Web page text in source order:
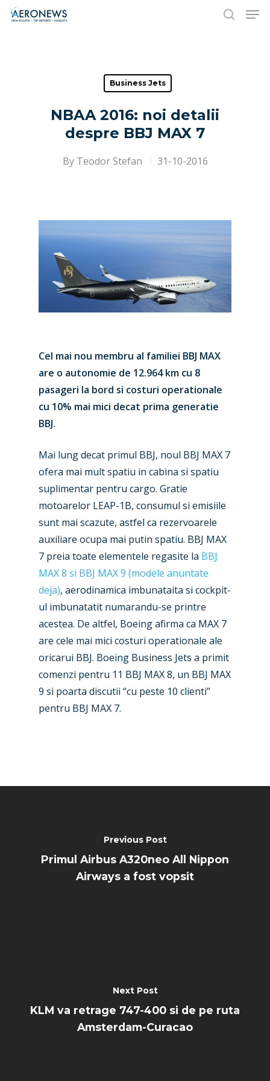
Hit enter to search or ESC to close
Business Jets
NBAA 2016: noi detalii
despre BBJ MAX 7
By Teodor Stefan 31-10-2016
Cel mai nou membru al familiei BBJ MAX
are o autonomie de 12.964 km cu 8
pasageri la bord si costuri operationale
cu 10% mai mici decat prima generatie
BBJ.
Mai lung decat primul BBJ, noul BBJ MAX 7
ofera mai mult spatiu in cabina si spatiu
suplimentar pentru cargo. Gratie
motoarelor LEAP-1B, consumul si emisiile
sunt mai scazute, astfel ca rezervoarele
auxiliare ocupa mai putin spatiu. BBJ MAX
7 preia toate elementele regasite la BBJ
MAX 8 si BBJ MAX 9 (modele anuntate
deja), aerodinamica imbunataita si cockpit-
ul imbunatatit numarandu-se printre
acestea. De altfel, Boeing afirma ca MAX 7
are cele mai mici costuri operationale ale
oricarui BBJ. Boeing Business Jets a primit
comenzi pentru 11 BBJ MAX 8, un BBJ MAX
9 si poarta discutii “cu peste 10 clienti”
pentru BBJ MAX 7.
Previous Post
Primul Airbus A320neo All Nippon
Airways a fost vopsit
Next Post
KLM va retrage 747-400 si de pe ruta
Amsterdam-Curacao
New Routes
Industry
Accidents / Incidents
Airshows
Dubai 2025
Paris 2025
Farnborough 2024
Paris 2023
Farnborough 2022
Dubai 2019
Business Jets
Military
Trip Reports
Marketplace
Jobs